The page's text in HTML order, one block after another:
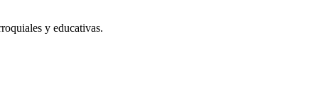
y educativas.